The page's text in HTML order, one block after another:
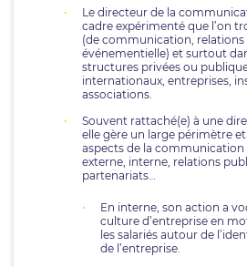
Le directeur de la
cadre expérimenté que l’on
(de communication, relations
événementielle) et surtout
structures privées ou
internationaux, entreprises,
associations.
Souvent rattaché(e) à une
elle gère un large périmètre
aspects de la
externe, interne, relations
partenariats…
En interne, son action a
culture d’entreprise en
les salariés autour de
de l’entreprise.